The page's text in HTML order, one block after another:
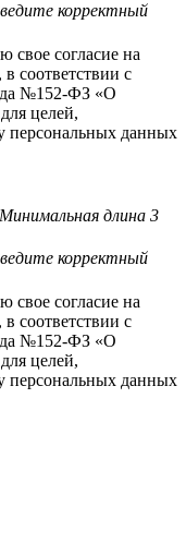
корректный
свое согласие на
соответствии с
№152-ФЗ «О
целей,
персональных данных
Минимальная длина 3
корректный
свое согласие на
соответствии с
№152-ФЗ «О
целей,
персональных данных